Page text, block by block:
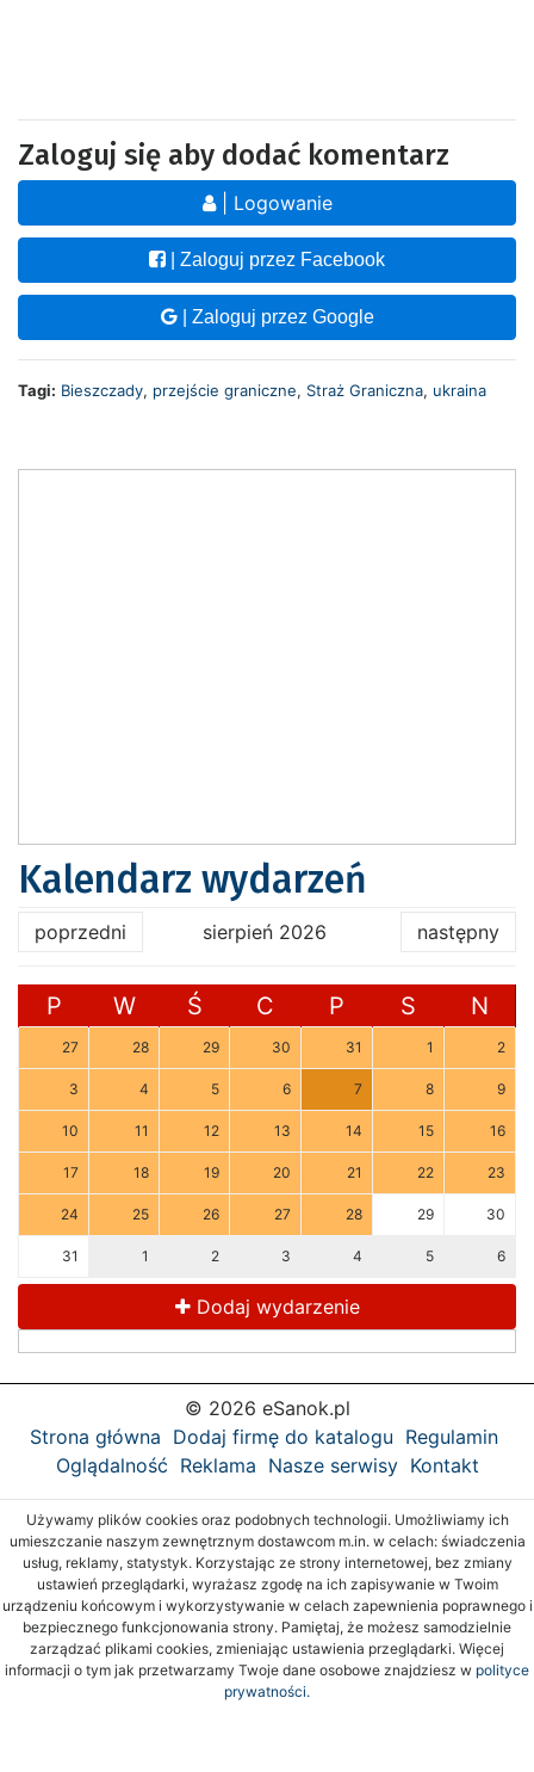
Zaloguj się aby dodać komentarz
| Logowanie
| Zaloguj przez Facebook
| Zaloguj przez Google
Tagi: Bieszczady, przejście graniczne, Straż Graniczna, ukraina
Kalendarz wydarzeń
poprzedni sierpień 2026 następny
P W Ś C P S N
27 28 29 30 31 1 2
3 4 5 6 7 8 9
10 11 12 13 14 15 16
17 18 19 20 21 22 23
24 25 26 27 28 29 30
31 1 2 3 4 5 6
Dodaj wydarzenie
© 2026 eSanok.pl
Strona główna Dodaj firmę do katalogu Regulamin
Oglądalność Reklama Nasze serwisy Kontakt
Używamy plików cookies oraz podobnych technologii. Umożliwiamy ich
umieszczanie naszym zewnętrznym dostawcom m.in. w celach: świadczenia
usług, reklamy, statystyk. Korzystając ze strony internetowej, bez zmiany
ustawień przeglądarki, wyrażasz zgodę na ich zapisywanie w Twoim
urządzeniu końcowym i wykorzystywanie w celach zapewnienia poprawnego i
bezpiecznego funkcjonowania strony. Pamiętaj, że możesz samodzielnie
zarządzać plikami cookies, zmieniając ustawienia przeglądarki. Więcej
informacji o tym jak przetwarzamy Twoje dane osobowe znajdziesz w polityce
prywatności.